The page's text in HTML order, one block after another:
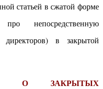
статьей в сжатой форме
непосредственную
директоров) в закрытой
О ЗАКРЫТЫХ